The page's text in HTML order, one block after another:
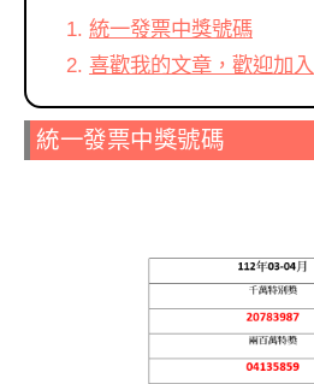
統一發票中獎號碼
喜歡我的文章，歡迎加入
統一發票中獎號碼